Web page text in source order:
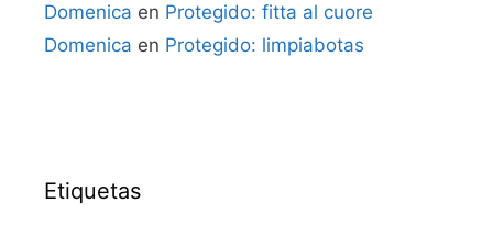
Domenica en Protegido: fitta al cuore
Domenica en Protegido: limpiabotas
Etiquetas